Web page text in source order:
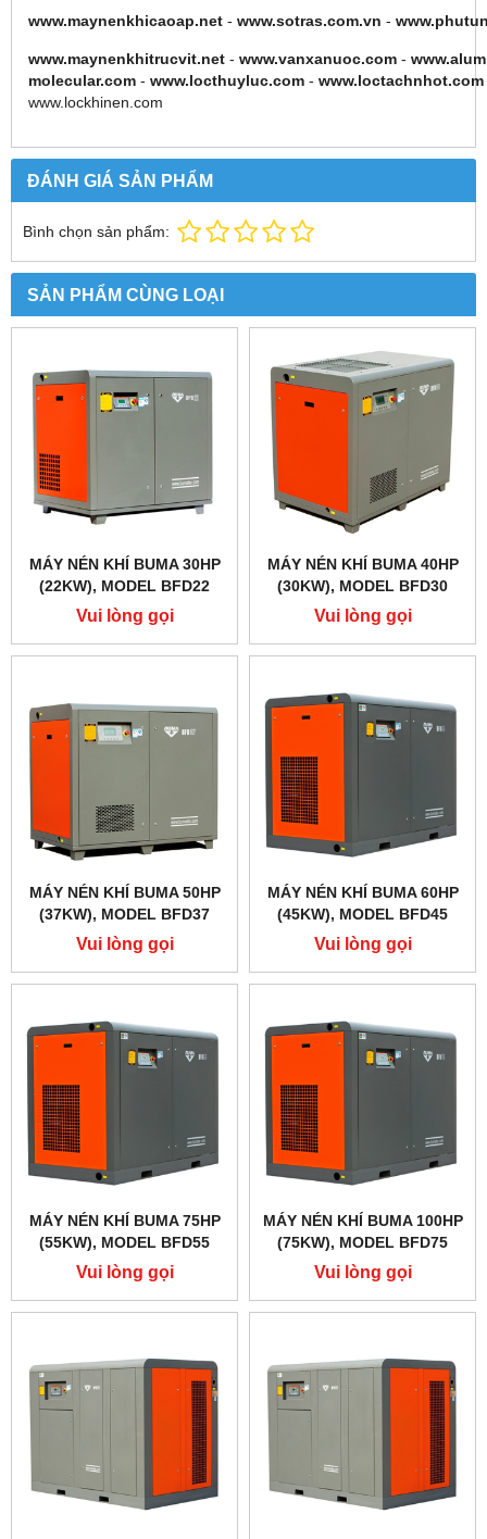
www.maynenkhicaoap.net - www.sotras.com.vn -
www.maynenkhitrucvit.net - www.vanxanuoc.com -
molecular.com - www.locthuyluc.com - www.loctachnhot.com
www.lockhinen.com
ĐÁNH GIÁ SẢN PHẨM
Bình chọn sản phẩm:
SẢN PHẨM CÙNG LOẠI
MÁY NÉN KHÍ BUMA 30HP
(22KW), MODEL BFD22
Vui lòng gọi
MÁY NÉN KHÍ BUMA 40HP
(30KW), MODEL BFD30
Vui lòng gọi
MÁY NÉN KHÍ BUMA 50HP
(37KW), MODEL BFD37
Vui lòng gọi
MÁY NÉN KHÍ BUMA 60HP
(45KW), MODEL BFD45
Vui lòng gọi
MÁY NÉN KHÍ BUMA 75HP
(55KW), MODEL BFD55
Vui lòng gọi
MÁY NÉN KHÍ BUMA 100HP
(75KW), MODEL BFD75
Vui lòng gọi